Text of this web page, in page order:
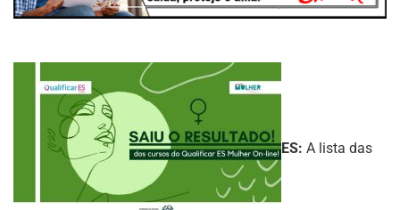
ES: A lista das